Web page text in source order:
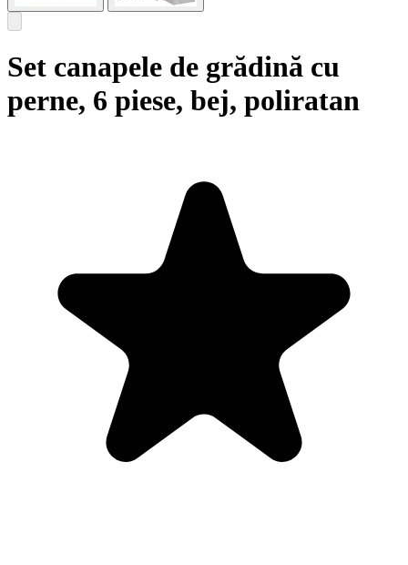
Set canapele de grădină cu
perne, 6 piese, bej, poliratan